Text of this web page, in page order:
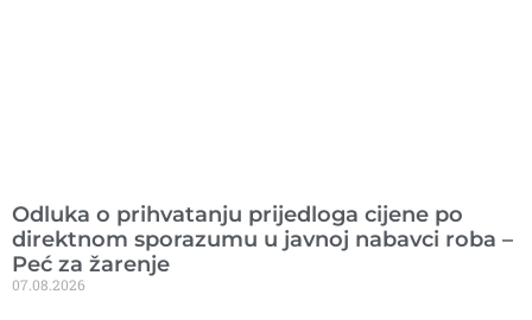
Odluka o prihvatanju prijedloga cijene po
direktnom sporazumu u javnoj nabavci roba –
Peć za žarenje
07.08.2026